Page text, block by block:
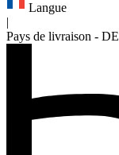
Langue
Pays de livraison - DE